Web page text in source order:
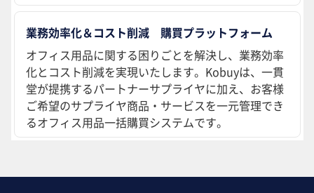
業務効率化＆コスト削減 購買プラットフォーム
オフィス用品に関する困りごとを解決し、業務効率
化とコスト削減を実現いたします。Kobuyは、一貫
堂が提携するパートナーサプライヤに加え、お客様
ご希望のサプライヤ商品・サービスを一元管理でき
るオフィス用品一括購買システムです。